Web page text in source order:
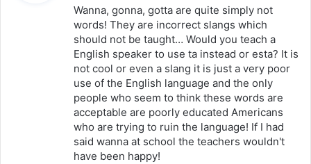
s
e
:
Wanna, gonna, gotta are quite simply not
words! They are incorrect slangs which
should not be taught… Would you teach a
English speaker to use ta instead or esta? It is
not cool or even a slang it is just a very poor
use of the English language and the only
people who seem to think these words are
acceptable are poorly educated Americans
who are trying to ruin the language! If I had
said wanna at school the teachers wouldn't
have been happy!